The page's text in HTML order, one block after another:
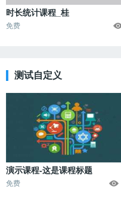
时长统计课程_桂
免费
测试自定义
演示课程-这是课程标题
免费